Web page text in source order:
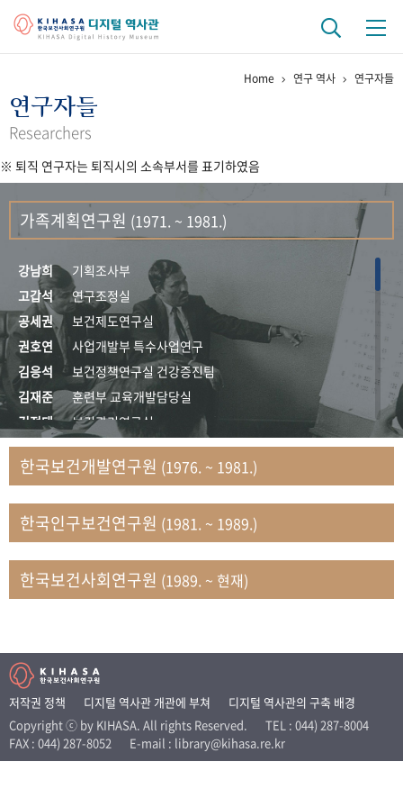
걸어온 길 기관 변천사
연구 역사
정책과 연구 키워드로 보는 연구 역사
연구자들
간행물 변천사
기록물 아카이브
사진 아카이브 문서 기록물 행정박물 영상 기록물
50+1주년 기념
성과 50선 숫자로 보는 50년
세계와 함께 한 KIHASA
VR 역사관
Home 연구 역사 연구자들
연구자들
Researchers
※ 퇴직 연구자는 퇴직시의 소속부서를 표기하였음
가족계획연구원 (1971. ~ 1981.)
강남희
기획조사부
고갑석
연구조정실
공세권
보건제도연구실
권호연
사업개발부 특수사업연구
김응석
보건정책연구실 건강증진팀
김재준
훈련부 교육개발담당실
김정태
보건관리연구실
김지자
연구부 사회개발담당실
김태룡
조사평가부 연구과
문현상
가족복지연구실 인구가족연구팀
박인화
보건정책연구실
박재빈
연구부 인구역학담당실
변종화
보건정책연구실 건강증진팀
송건용
보건정책연구실
송태민
정보통계연구실 빅데이터연구센터
신희설
사업개발부 국제협력연구실
이규식
의료보험연구실
이문기
훈련부
한국보건개발연구원 (1976. ~ 1981.)
한국인구보건연구원 (1981. ~ 1989.)
한국보건사회연구원 (1989. ~ 현재)
저작권 정책 디지털 역사관 개관에 부쳐
디지털 역사관의 구축 배경
Copyright ⓒ by KIHASA. All rights Reserved.
TEL : 044) 287-8004
FAX : 044) 287-8052
E-mail : library@kihasa.re.kr